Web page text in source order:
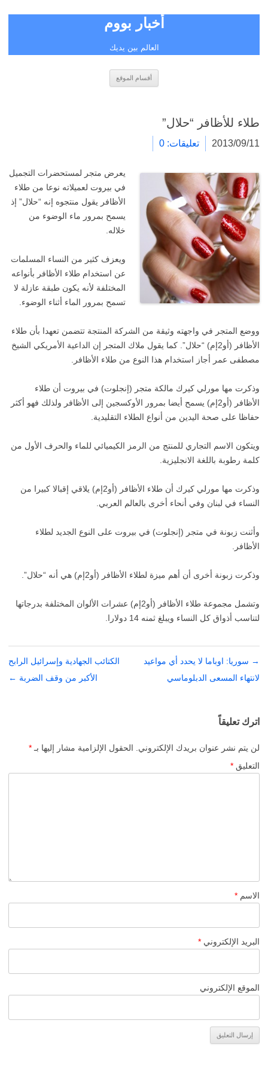
أخبار بووم
العالم بين يديك
أقسام الموقع
طلاء للأظافر “حلال”
2013/09/11 تعليقات: 0
يعرض متجر لمستحضرات التجميل
في بيروت لعميلاته نوعا من طلاء
الأظافر يقول منتجوه إنه “حلال” إذ
يسمح بمرور ماء الوضوء من
خلاله.
ويعزف كثير من النساء المسلمات
عن استخدام طلاء الأظافر بأنواعه
المختلفة لأنه يكون طبقة عازلة لا
تسمح بمرور الماء أثناء الوضوء.
ووضع المتجر في واجهته وثيقة من الشركة المنتجة تتضمن تعهدا بأن طلاء
الأظافر (أو2إم) “حلال”. كما يقول ملاك المتجر إن الداعية الأمريكي الشيخ
مصطفى عمر أجاز استخدام هذا النوع من طلاء الأظافر.
وذكرت مها مورلي كيرك مالكة متجر (إنجلوت) في بيروت أن طلاء
الأظافر (أو2إم) يسمح أيضا بمرور الأوكسجين إلى الأظافر ولذلك فهو أكثر
حفاظا على صحة اليدين من أنواع الطلاء التقليدية.
ويتكون الاسم التجاري للمنتج من الرمز الكيميائي للماء والحرف الأول من
كلمة رطوبة باللغة الانجليزية.
وذكرت مها مورلي كيرك أن طلاء الأظافر (أو2إم) يلاقي إقبالا كبيرا من
النساء في لبنان وفي أنحاء أخرى بالعالم العربي.
وأثنت زبونة في متجر (إنجلوت) في بيروت على النوع الجديد لطلاء
الأظافر.
وذكرت زبونة أخرى أن أهم ميزة لطلاء الأظافر (أو2إم) هي أنه “حلال”.
وتشمل مجموعة طلاء الأظافر (أو2إم) عشرات الألوان المختلفة بدرجاتها
لتناسب أذواق كل النساء ويبلغ ثمنه 14 دولارا.
تصفّح
المقالات
→ سوريا: اوباما لا يحدد أي مواعيد
لانتهاء المسعى الدبلوماسي
الكتائب الجهادية وإسرائيل الرابح
الأكبر من وقف الضربة ←
اترك تعليقاً
لن يتم نشر عنوان بريدك الإلكتروني. الحقول الإلزامية مشار إليها بـ *
التعليق *
الاسم *
البريد الإلكتروني *
الموقع الإلكتروني